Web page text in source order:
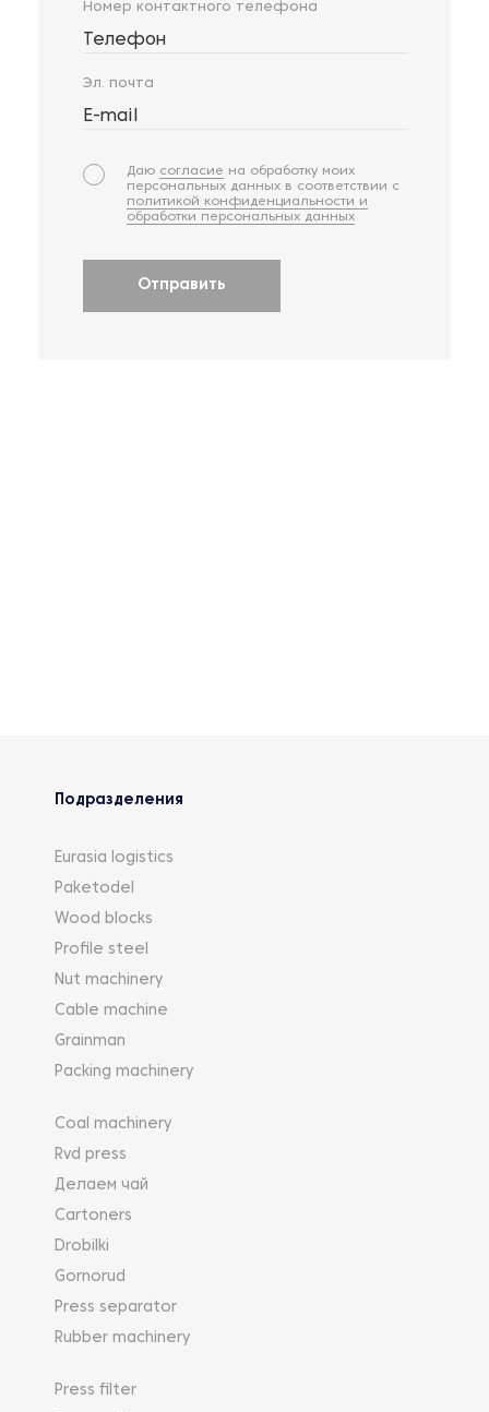
Номер контактного телефона
Телефон
Эл. почта
E-mail
Даю согласие на обработку моих
персональных данных в соответствии с
политикой конфиденциальности и
обработки персональных данных
Отправить
Подразделения
Eurasia logistics
Paketodel
Wood blocks
Profile steel
Nut machinery
Cable machine
Grainman
Packing machinery
Coal machinery
Rvd press
Делаем чай
Cartoners
Drobilki
Gornorud
Press separator
Rubber machinery
Press filter